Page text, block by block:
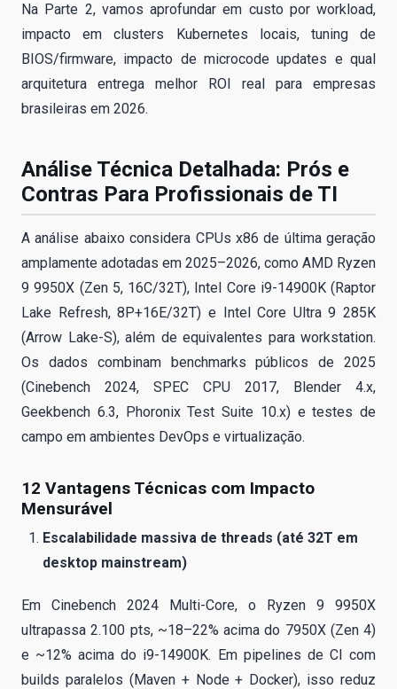
Na Parte 2, vamos aprofundar em custo por workload,
impacto em clusters Kubernetes locais, tuning de
BIOS/firmware, impacto de microcode updates e qual
arquitetura entrega melhor ROI real para empresas
brasileiras em 2026.
Análise Técnica Detalhada: Prós e
Contras Para Profissionais de TI
A análise abaixo considera CPUs x86 de última geração
amplamente adotadas em 2025–2026, como AMD Ryzen
9 9950X (Zen 5, 16C/32T), Intel Core i9-14900K (Raptor
Lake Refresh, 8P+16E/32T) e Intel Core Ultra 9 285K
(Arrow Lake-S), além de equivalentes para workstation.
Os dados combinam benchmarks públicos de 2025
(Cinebench 2024, SPEC CPU 2017, Blender 4.x,
Geekbench 6.3, Phoronix Test Suite 10.x) e testes de
campo em ambientes DevOps e virtualização.
12 Vantagens Técnicas com Impacto
Mensurável
Escalabilidade massiva de threads (até 32T em
desktop mainstream)
Em Cinebench 2024 Multi-Core, o Ryzen 9 9950X
ultrapassa 2.100 pts, ~18–22% acima do 7950X (Zen 4)
e ~12% acima do i9-14900K. Em pipelines de CI com
builds paralelos (Maven + Node + Docker), isso reduz